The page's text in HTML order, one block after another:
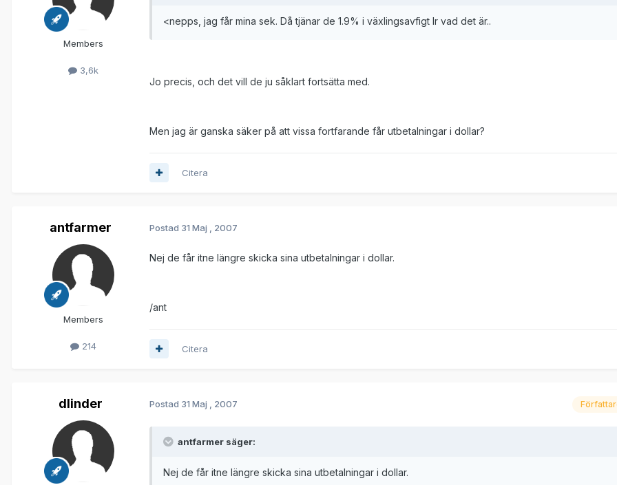
Members
3,6k
<nepps, jag får mina sek. Då tjänar de 1.9% i växlingsavfigt lr vad det är..
Jo precis, och det vill de ju såklart fortsätta med.
Men jag är ganska säker på att vissa fortfarande får utbetalningar i dollar?
Citera
antfarmer
Members
214
Postad 31 Maj , 2007
Nej de får itne längre skicka sina utbetalningar i dollar.
/ant
Citera
dlinder Postad 31 Maj , 2007
antfarmer säger:
Nej de får itne längre skicka sina utbetalningar i dollar.